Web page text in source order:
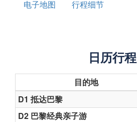
电子地图
行程细节
日历行程
目的地
D1 抵达巴黎
D2 巴黎经典亲子游​